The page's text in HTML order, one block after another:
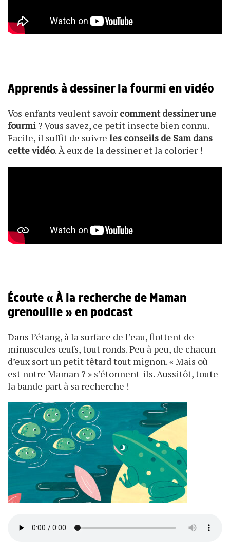
Apprends à dessiner la fourmi en vidéo
Vos enfants veulent savoir comment dessiner une
fourmi ? Vous savez, ce petit insecte bien connu.
Facile, il suffit de suivre les conseils de Sam dans
cette vidéo. À eux de la dessiner et la colorier !
Écoute « À la recherche de Maman
grenouille » en podcast
Dans l’étang, à la surface de l’eau, flottent de
minuscules œufs, tout ronds. Peu à peu, de chacun
d’eux sort un petit têtard tout mignon. « Mais où
est notre Maman ? » s’étonnent-ils. Aussitôt, toute
la bande part à sa recherche !